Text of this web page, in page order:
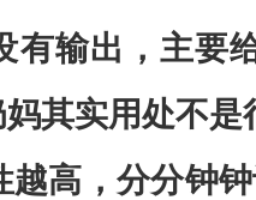
有输出，主要
其实用处不是
越高，分分钟